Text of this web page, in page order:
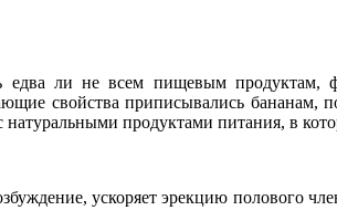
едва ли не всем пищевым
свойства приписывались бананам,
продуктами питания, в
ускоряет эрекцию полового